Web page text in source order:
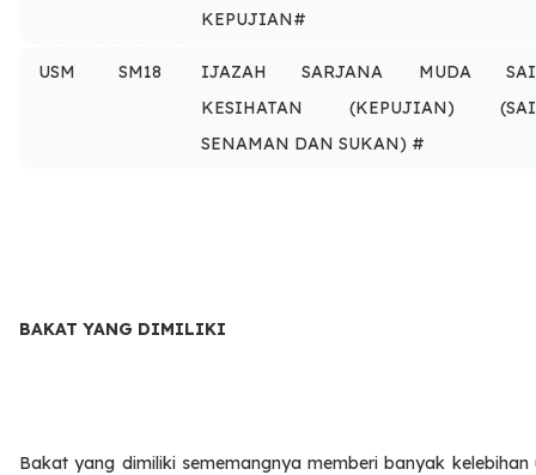
KEPUJIAN#
USM SM18
IJAZAH SARJANA MUDA
KESIHATAN (KEPUJIAN)
SENAMAN DAN SUKAN) #
BAKAT YANG DIMILIKI
Bakat yang dimiliki sememangnya memberi banyak kelebihan